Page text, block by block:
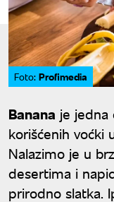
Foto: Profimedia
Banana je jedna
korišćenih voćki
Nalazimo je u
desertima i
prirodno slatka.